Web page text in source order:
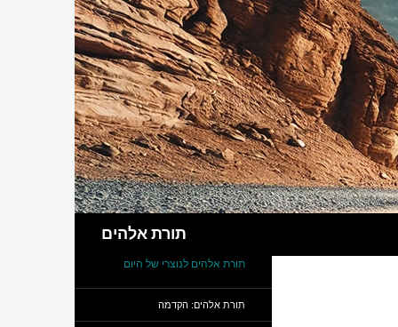
תורת אלהים
תורת אלהים לנוצרי של היום
תורת אלהים: הקדמה